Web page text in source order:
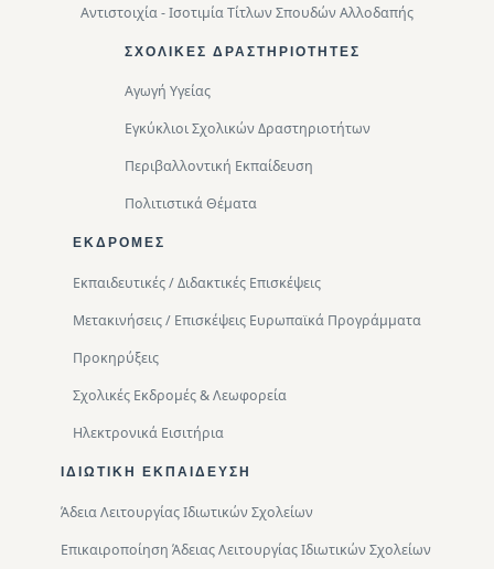
Αντιστοιχία - Ισοτιμία Τίτλων Σπουδών Αλλοδαπής
ΣΧΟΛΙΚΈΣ ΔΡΑΣΤΗΡΙΌΤΗΤΕΣ
Αγωγή Υγείας
Εγκύκλιοι Σχολικών Δραστηριοτήτων
Περιβαλλοντική Eκπαίδευση
Πολιτιστικά Θέματα
ΕΚΔΡΟΜΈΣ
Εκπαιδευτικές / Διδακτικές Επισκέψεις
Μετακινήσεις / Επισκέψεις Ευρωπαϊκά Προγράμματα
Προκηρύξεις
Σχολικές Εκδρομές & Λεωφορεία
Ηλεκτρονικά Εισιτήρια
ΙΔΙΩΤΙΚΉ ΕΚΠΑΊΔΕΥΣΗ
Άδεια Λειτουργίας Ιδιωτικών Σχολείων
Επικαιροποίηση Άδειας Λειτουργίας Ιδιωτικών Σχολείων